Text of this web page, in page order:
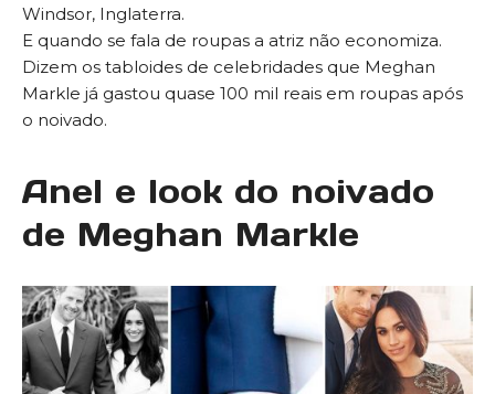
Windsor, Inglaterra.
E quando se fala de roupas a atriz não economiza.
Dizem os tabloides de celebridades que Meghan
Markle já gastou quase 100 mil reais em roupas após
o noivado.
Anel e look do noivado
de Meghan Markle